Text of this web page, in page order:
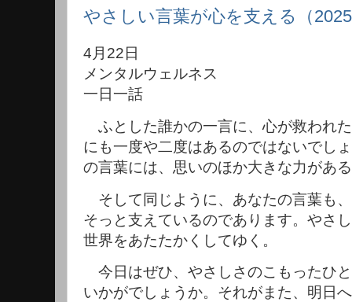
やさしい言葉が心を支える（
4月22日
メンタルウェルネス
一日一話
ふとした誰かの一言に、心が救われ
にも一度や二度はあるのではないでし
の言葉には、思いのほか大きな力があ
そして同じように、あなたの言葉も
そっと支えているのであります。やさ
世界をあたたかくしてゆく。
今日はぜひ、やさしさのこもったひ
いかがでしょうか。それがまた、明日